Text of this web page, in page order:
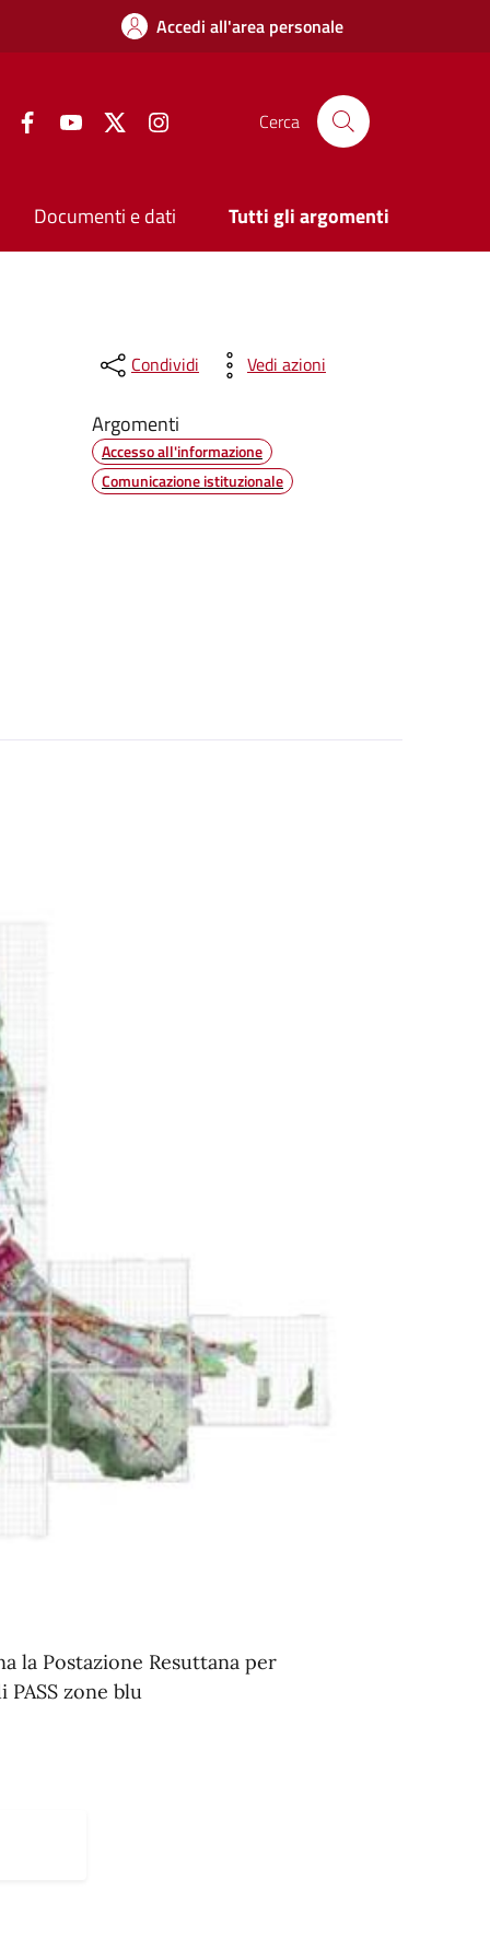
Accedi all'area personale
FacebookYouTube Twitter Cerca
Documenti e dati Tutti gli argomenti
Condividi Vedi azioni
Argomenti
Accesso all'informazione
Comunicazione istituzionale
la Postazione Resuttana per
zone blu